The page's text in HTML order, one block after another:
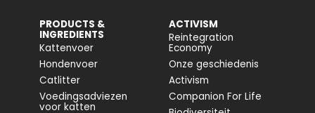
PRODUCTS &
INGREDIENTS
Kattenvoer
Hondenvoer
Catlitter
Voedingsadviezen
voor katten
ACTIVISM
Reintegration
Economy
Onze geschiedenis
Activism
Companion For Life